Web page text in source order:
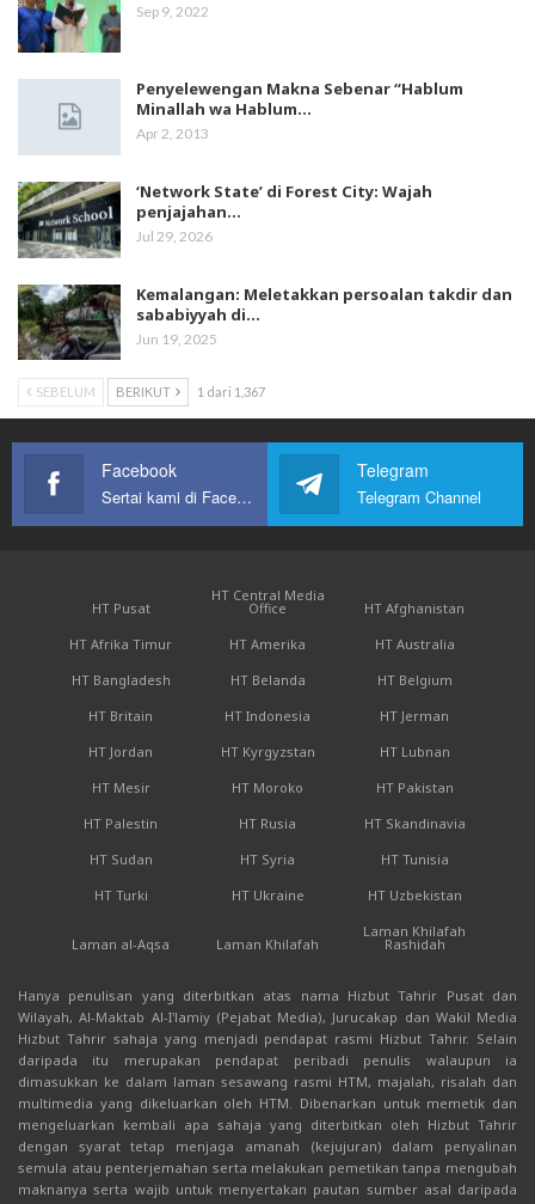
Sep 9, 2022
Penyelewengan Makna Sebenar “Hablum
Minallah wa Hablum…
Apr 2, 2013
‘Network State’ di Forest City: Wajah
penjajahan…
Jul 29, 2026
Kemalangan: Meletakkan persoalan takdir dan
sababiyyah di…
Jun 19, 2025
SEBELUM BERIKUT 1 dari 1,367
Facebook
Sertai kami di Facebook
Telegram
Telegram Channel
HT Pusat
HT Central Media
Office
HT Afghanistan
HT Afrika Timur
HT Amerika
HT Australia
HT Bangladesh
HT Belanda
HT Belgium
HT Britain
HT Indonesia
HT Jerman
HT Jordan
HT Kyrgyzstan
HT Lubnan
HT Mesir
HT Moroko
HT Pakistan
HT Palestin
HT Rusia
HT Skandinavia
HT Sudan
HT Syria
HT Tunisia
HT Turki
HT Ukraine HT Uzbekistan
Laman al-Aqsa Laman Khilafah
Laman Khilafah
Rashidah
Hanya penulisan yang diterbitkan atas nama Hizbut Tahrir Pusat dan
Wilayah, Al-Maktab Al-I'lamiy (Pejabat Media), Jurucakap dan Wakil Media
Hizbut Tahrir sahaja yang menjadi pendapat rasmi Hizbut Tahrir. Selain
daripada itu merupakan pendapat peribadi penulis walaupun ia
dimasukkan ke dalam laman sesawang rasmi HTM, majalah, risalah dan
multimedia yang dikeluarkan oleh HTM. Dibenarkan untuk memetik dan
mengeluarkan kembali apa sahaja yang diterbitkan oleh Hizbut Tahrir
dengan syarat tetap menjaga amanah (kejujuran) dalam penyalinan
semula atau penterjemahan serta melakukan pemetikan tanpa mengubah
maknanya serta wajib untuk menyertakan pautan sumber asal daripada